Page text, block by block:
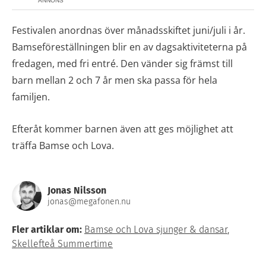
Festivalen anordnas över månadsskiftet juni/juli i år.
Bamseföreställningen blir en av dagsaktiviteterna på
fredagen, med fri entré. Den vänder sig främst till
barn mellan 2 och 7 år men ska passa för hela
familjen.
Efteråt kommer barnen även att ges möjlighet att
träffa Bamse och Lova.
Jonas Nilsson
jonas@megafonen.nu
Fler artiklar om: Bamse och Lova sjunger & dansar,
Skellefteå Summertime